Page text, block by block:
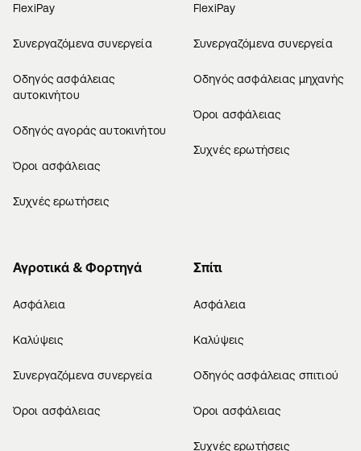
FlexiPay
Συνεργαζόμενα συνεργεία
Οδηγός ασφάλειας
αυτοκινήτου
Οδηγός αγοράς αυτοκινήτου
Όροι ασφάλειας
Συχνές ερωτήσεις
FlexiPay
Συνεργαζόμενα συνεργεία
Οδηγός ασφάλειας μηχανής
Όροι ασφάλειας
Συχνές ερωτήσεις
Αγροτικά & Φορτηγά
Ασφάλεια
Καλύψεις
Συνεργαζόμενα συνεργεία
Όροι ασφάλειας
Σπίτι
Ασφάλεια
Καλύψεις
Οδηγός ασφάλειας σπιτιού
Όροι ασφάλειας
Συχνές ερωτήσεις